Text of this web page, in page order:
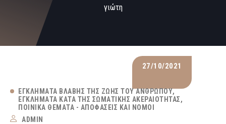
γιώτη
27/10/2021
ΕΓΚΛΉΜΑΤΑ ΒΛΆΒΗΣ ΤΗΣ ΖΩΉΣ ΤΟΥ ΑΝΘΡΏΠΟΥ
ΕΓΚΛΉΜΑΤΑ ΚΑΤΆ ΤΗΣ ΣΩΜΑΤΙΚΉΣ ΑΚΕΡΑΙΌΤΗΤΑΣ
ΠΟΙΝΙΚΆ ΘΈΜΑΤΑ - ΑΠΟΦΆΣΕΙΣ ΚΑΙ ΝΌΜΟΙ
ADMIN